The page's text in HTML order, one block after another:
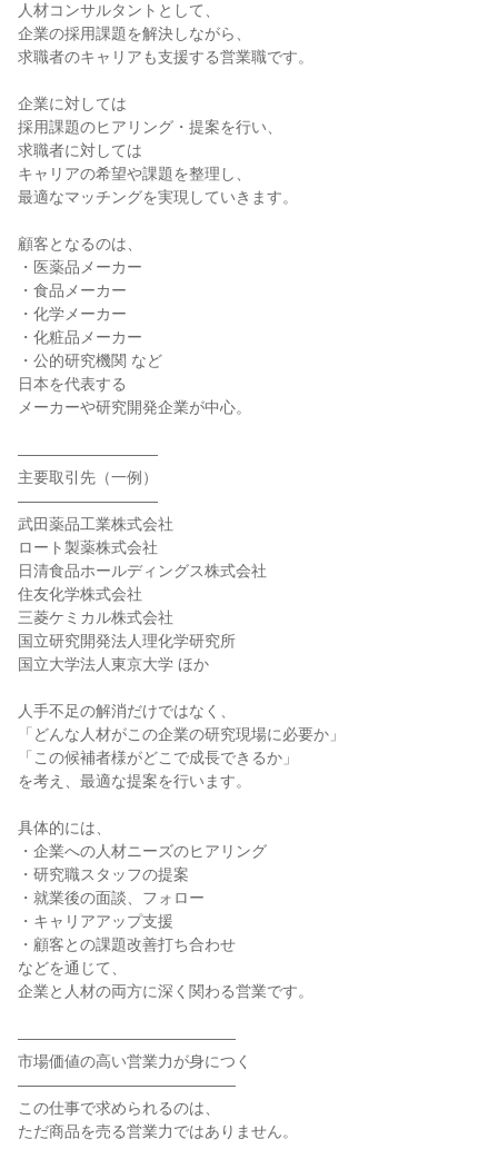
人材コンサルタントとして、
企業の採用課題を解決しながら、
求職者のキャリアも支援する営業職です。
企業に対しては
採用課題のヒアリング・提案を行い、
求職者に対しては
キャリアの希望や課題を整理し、
最適なマッチングを実現していきます。
顧客となるのは、
・医薬品メーカー
・食品メーカー
・化学メーカー
・化粧品メーカー
・公的研究機関 など
日本を代表する
メーカーや研究開発企業が中心。
―――――――――
主要取引先（一例）
―――――――――
武田薬品工業株式会社
ロート製薬株式会社
日清食品ホールディングス株式会社
住友化学株式会社
三菱ケミカル株式会社
国立研究開発法人理化学研究所
国立大学法人東京大学 ほか
人手不足の解消だけではなく、
「どんな人材がこの企業の研究現場に必要か」
「この候補者様がどこで成長できるか」
を考え、最適な提案を行います。
具体的には、
・企業への人材ニーズのヒアリング
・研究職スタッフの提案
・就業後の面談、フォロー
・キャリアアップ支援
・顧客との課題改善打ち合わせ
などを通じて、
企業と人材の両方に深く関わる営業です。
――――――――――――――
市場価値の高い営業力が身につく
――――――――――――――
この仕事で求められるのは、
ただ商品を売る営業力ではありません。